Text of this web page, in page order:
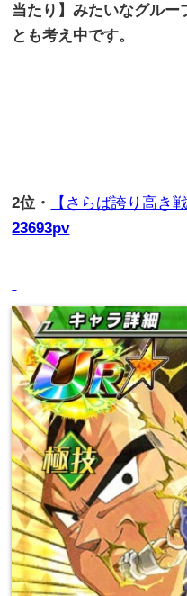
当たり】みたいなグルー
とも考え中です。
2位・
【さらば誇り高き
23693pv